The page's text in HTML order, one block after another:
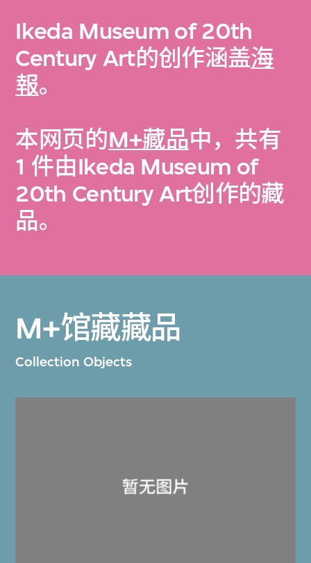
Ikeda Museum of 20th
Century Art的创作涵盖海
報。
本网页的M+藏品中，共有
1 件由Ikeda Museum of
20th Century Art创作的藏
品。
M+馆藏藏品
Collection Objects